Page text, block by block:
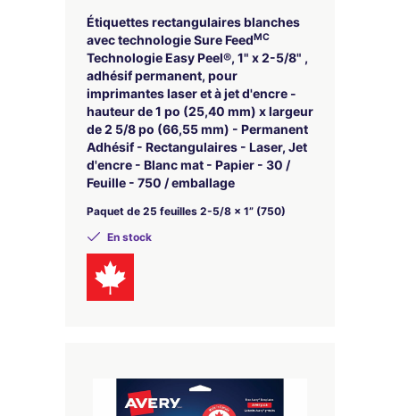
Étiquettes rectangulaires blanches
avec technologie Sure FeedMC
Technologie Easy Peel®, 1" x 2-5/8" ,
adhésif permanent, pour
imprimantes laser et à jet d'encre -
hauteur de 1 po (25,40 mm) x largeur
de 2 5/8 po (66,55 mm) - Permanent
Adhésif - Rectangulaires - Laser, Jet
d'encre - Blanc mat - Papier - 30 /
Feuille - 750 / emballage
Paquet de 25 feuilles 2-5/8 x 1” (750)
En stock